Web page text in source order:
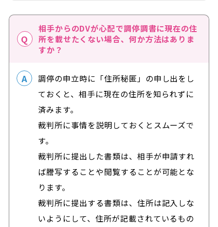
相手からのDVが心配で調停調書に現在の住
所を載せたくない場合、何か方法はありま
すか？
調停の申立時に「住所秘匿」の申し出をし
ておくと、相手に現在の住所を知られずに
済みます。
裁判所に事情を説明しておくとスムーズで
す。
裁判所に提出した書類は、相手が申請すれ
ば謄写することや閲覧することが可能とな
ります。
裁判所に提出する書類は、住所は記入しな
いようにして、住所が記載されているもの